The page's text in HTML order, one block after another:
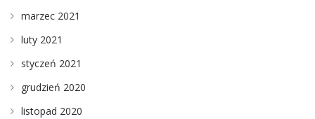
marzec 2021
luty 2021
styczeń 2021
grudzień 2020
listopad 2020